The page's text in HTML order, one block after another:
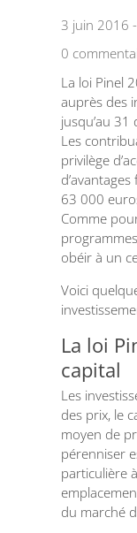
3 juin 2016
0
La loi Pinel
auprès des
jusqu’au
Les
privilège
63 000
Comme
obéir à un
Voici
La loi
capital
Les
des prix, le
moyen de
pérenniser
particulière
du marché